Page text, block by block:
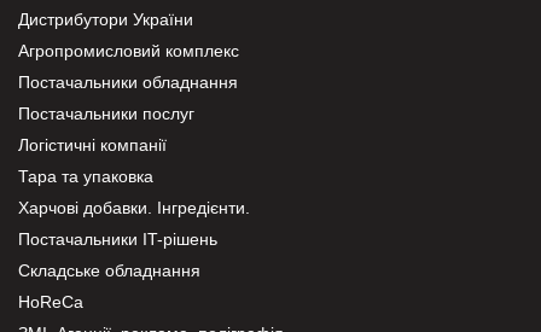
Дистрибутори України
Агропромисловий комплекс
Постачальники обладнання
Постачальники послуг
Логістичні компанії
Тара та упаковка
Харчові добавки. Інгредієнти.
Постачальники IT-рішень
Складське обладнання
HoReCa